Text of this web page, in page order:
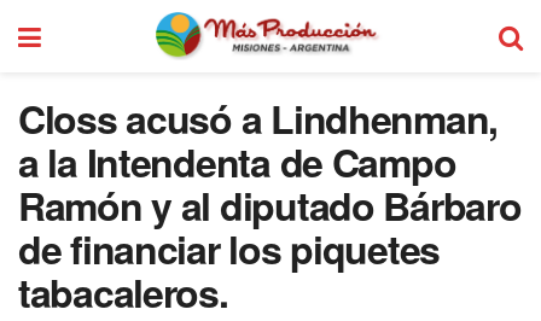
Closs acusó a Lindhenman,
a la Intendenta de Campo
Ramón y al diputado Bárbaro
de financiar los piquetes
tabacaleros.